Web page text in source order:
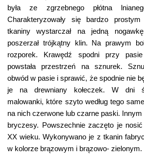
była ze zgrzebnego płótna
Charakteryzowały się bardzo
tkaniny wystarczał na jedną
poszerzał trójkątny klin. Na prawym
rozporek. Krawędź spodni przy
powstała przestrzeń na sznurek.
obwód w pasie i sprawić, że spodnie nie
je na drewniany kołeczek. W dni
malowanki, które szyto według tego
na nich czerwone lub czarne paski. Innym
bryczesy. Powszechnie zaczęto je
XX wieku. Wykonywano je z tkanin
w kolorze brązowym i brązowo- zielonym.